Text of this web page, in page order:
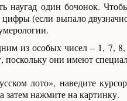
наугад один бочонок.
(если выпало
из особых чисел – 1, 7,
они имеют
лото», наведите
затем нажмите на картинку.